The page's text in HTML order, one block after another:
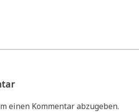
einen Kommentar abzugeben.